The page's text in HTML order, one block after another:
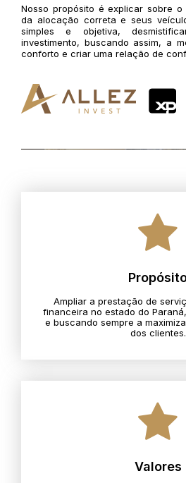
Nosso propósito é explicar sobre
da alocação correta e seus
simples e objetiva,
investimento, buscando assim, a
conforto e criar uma relação de
Ampliar a prestação de
financeira no estado do
e buscando sempre a
dos clientes.
Valores